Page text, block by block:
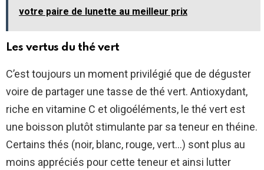
votre paire de lunette au meilleur prix
Les vertus du thé vert
C’est toujours un moment privilégié que de déguster
voire de partager une tasse de thé vert. Antioxydant,
riche en vitamine C et oligoéléments, le thé vert est
une boisson plutôt stimulante par sa teneur en théine.
Certains thés (noir, blanc, rouge, vert…) sont plus au
moins appréciés pour cette teneur et ainsi lutter